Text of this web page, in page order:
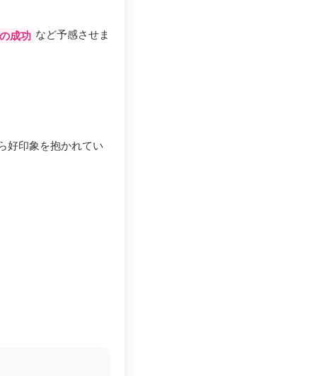
成功 など予感させま
好印象を抱かれてい